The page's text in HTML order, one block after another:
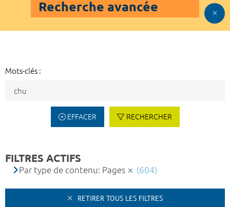
Recherche avancée
Mots-clés :
EFFACER RECHERCHER
FILTRES ACTIFS
Par type de contenu: Pages (604)
RETIRER TOUS LES FILTRES